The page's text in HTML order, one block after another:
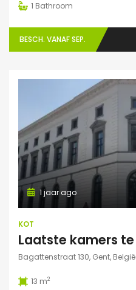
1 Bathroom
BESCH. VANAF SEP.
1 jaar ago
KOT
Bagattenstraat 130, Gent, België
13 m2